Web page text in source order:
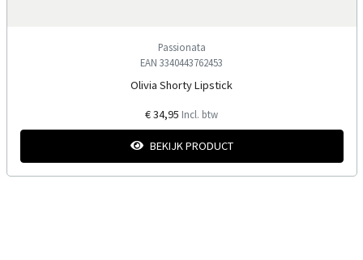
Passionata
EAN 3340443762453
Olivia Shorty Lipstick
€ 34,95 Incl. btw
BEKIJK PRODUCT